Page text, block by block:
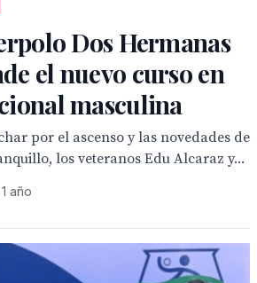
Dos Hermanas
el nuevo curso en
masculina
por el ascenso y las novedades de
los veteranos Edu Alcaraz y...
año